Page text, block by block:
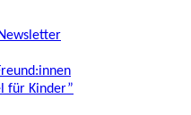
für Kinder”